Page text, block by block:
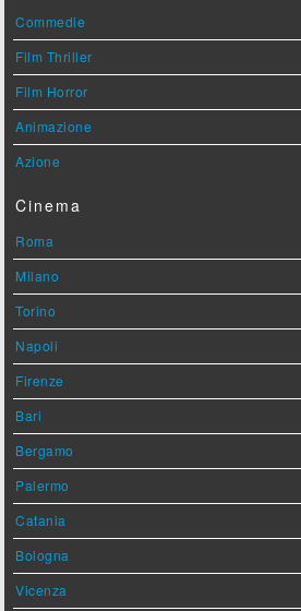
Commedie
Film Thriller
Film Horror
Animazione
Azione
Cinema
Roma
Milano
Torino
Napoli
Firenze
Bari
Bergamo
Palermo
Catania
Bologna
Vicenza